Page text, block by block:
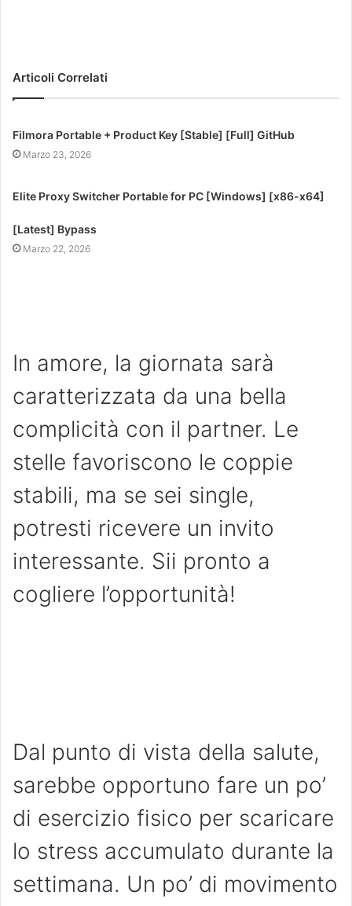
Articoli Correlati
Filmora Portable + Product Key [Stable] [Full] GitHub
Marzo 23, 2026
Elite Proxy Switcher Portable for PC [Windows] [x86-x64]
[Latest] Bypass
Marzo 22, 2026
In amore, la giornata sarà
caratterizzata da una bella
complicità con il partner. Le
stelle favoriscono le coppie
stabili, ma se sei single,
potresti ricevere un invito
interessante. Sii pronto a
cogliere l’opportunità!
Dal punto di vista della salute,
sarebbe opportuno fare un po’
di esercizio fisico per scaricare
lo stress accumulato durante la
settimana. Un po’ di movimento